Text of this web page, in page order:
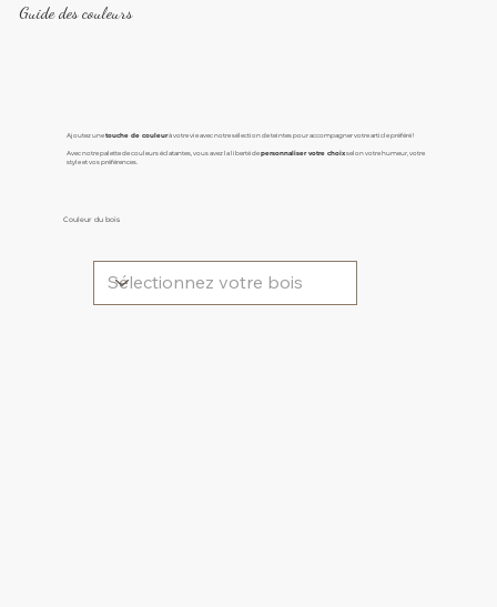
Guide des couleurs
Ajoutez unetouche de couleurà votre vie avec notre sélection de teintes pour accompagner votre article préféré !
Avec notre palette de couleurs éclatantes, vous avez la liberté depersonnaliser votre choixselon votre humeur, votre
style et vos préférences.
Couleur du bois